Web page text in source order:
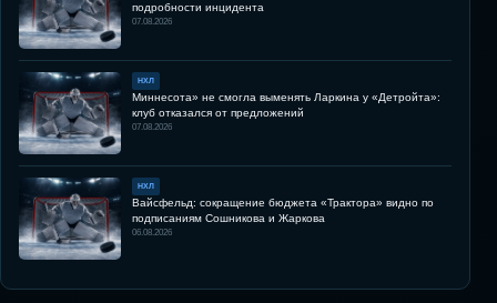
подробности инцидента
07.08.2026
НХЛ
Миннесота» не смогла выменять Ларкина у «Детройта»:
клуб отказался от предложений
07.08.2026
НХЛ
Вайсфельд: сокращение бюджета «Трактора» видно по
подписаниям Сошникова и Жаркова
06.08.2026